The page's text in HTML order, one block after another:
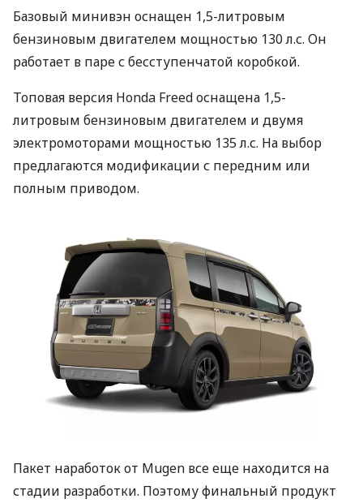
Базовый минивэн оснащен 1,5-литровым
бензиновым двигателем мощностью 130 л.с. Он
работает в паре с бесступенчатой ​​коробкой.
Топовая версия Honda Freed оснащена 1,5-
литровым бензиновым двигателем и двумя
электромоторами мощностью 135 л.с. На выбор
предлагаются модификации с передним или
полным приводом.
Пакет наработок от Mugen все еще находится на
стадии разработки. Поэтому финальный продукт